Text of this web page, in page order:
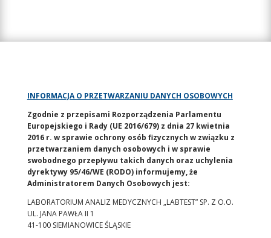
INFORMACJA O PRZETWARZANIU DANYCH OSOBOWYCH
Zgodnie z przepisami Rozporządzenia Parlamentu
Europejskiego i Rady (UE 2016/679) z dnia 27 kwietnia
2016 r. w sprawie ochrony osób fizycznych w związku z
przetwarzaniem danych osobowych i w sprawie
swobodnego przepływu takich danych oraz uchylenia
dyrektywy 95/46/WE (RODO) informujemy, że
Administratorem Danych Osobowych jest:
LABORATORIUM ANALIZ MEDYCZNYCH „LABTEST” SP. Z O.O.
UL. JANA PAWŁA II 1
41-100 SIEMIANOWICE ŚLĄSKIE